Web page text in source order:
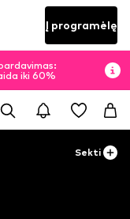
Į programėlę
iki 60%
Sekti